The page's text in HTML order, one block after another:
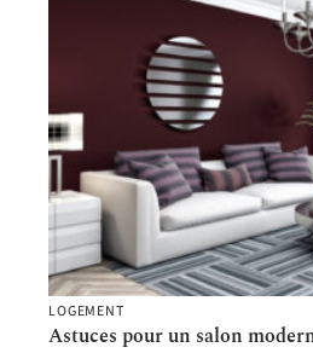
LOGEMENT
Astuces pour un salon